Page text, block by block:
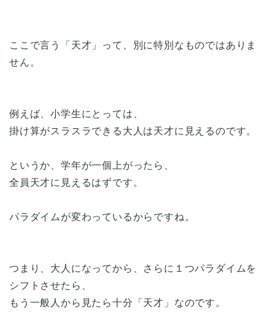
ここで言う「天才」って、別に特別なものではありま
せん。
例えば、小学生にとっては、
掛け算がスラスラできる大人は天才に見えるのです。
というか、学年が一個上がったら、
全員天才に見えるはずです。
パラダイムが変わっているからですね。
つまり、大人になってから、さらに１つパラダイムを
シフトさせたら、
もう一般人から見たら十分「天才」なのです。